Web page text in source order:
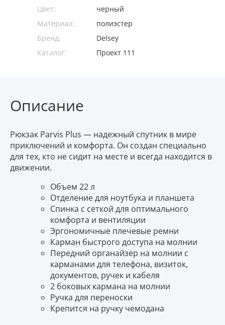
Цвет:
черный
Материал:
полиэстер
Бренд:
Delsey
Каталог:
Проект 111
Описание
Рюкзак Parvis Plus — надежный спутник в мире
приключений и комфорта. Он создан специально
для тех, кто не сидит на месте и всегда находится в
движении.
Объем 22 л
Отделение для ноутбука и планшета
Спинка с сеткой для оптимального
комфорта и вентиляции
Эргономичные плечевые ремни
Карман быстрого доступа на молнии
Передний органайзер на молнии с
карманами для телефона, визиток,
документов, ручек и кабеля
2 боковых кармана на молнии
Ручка для переноски
Крепится на ручку чемодана